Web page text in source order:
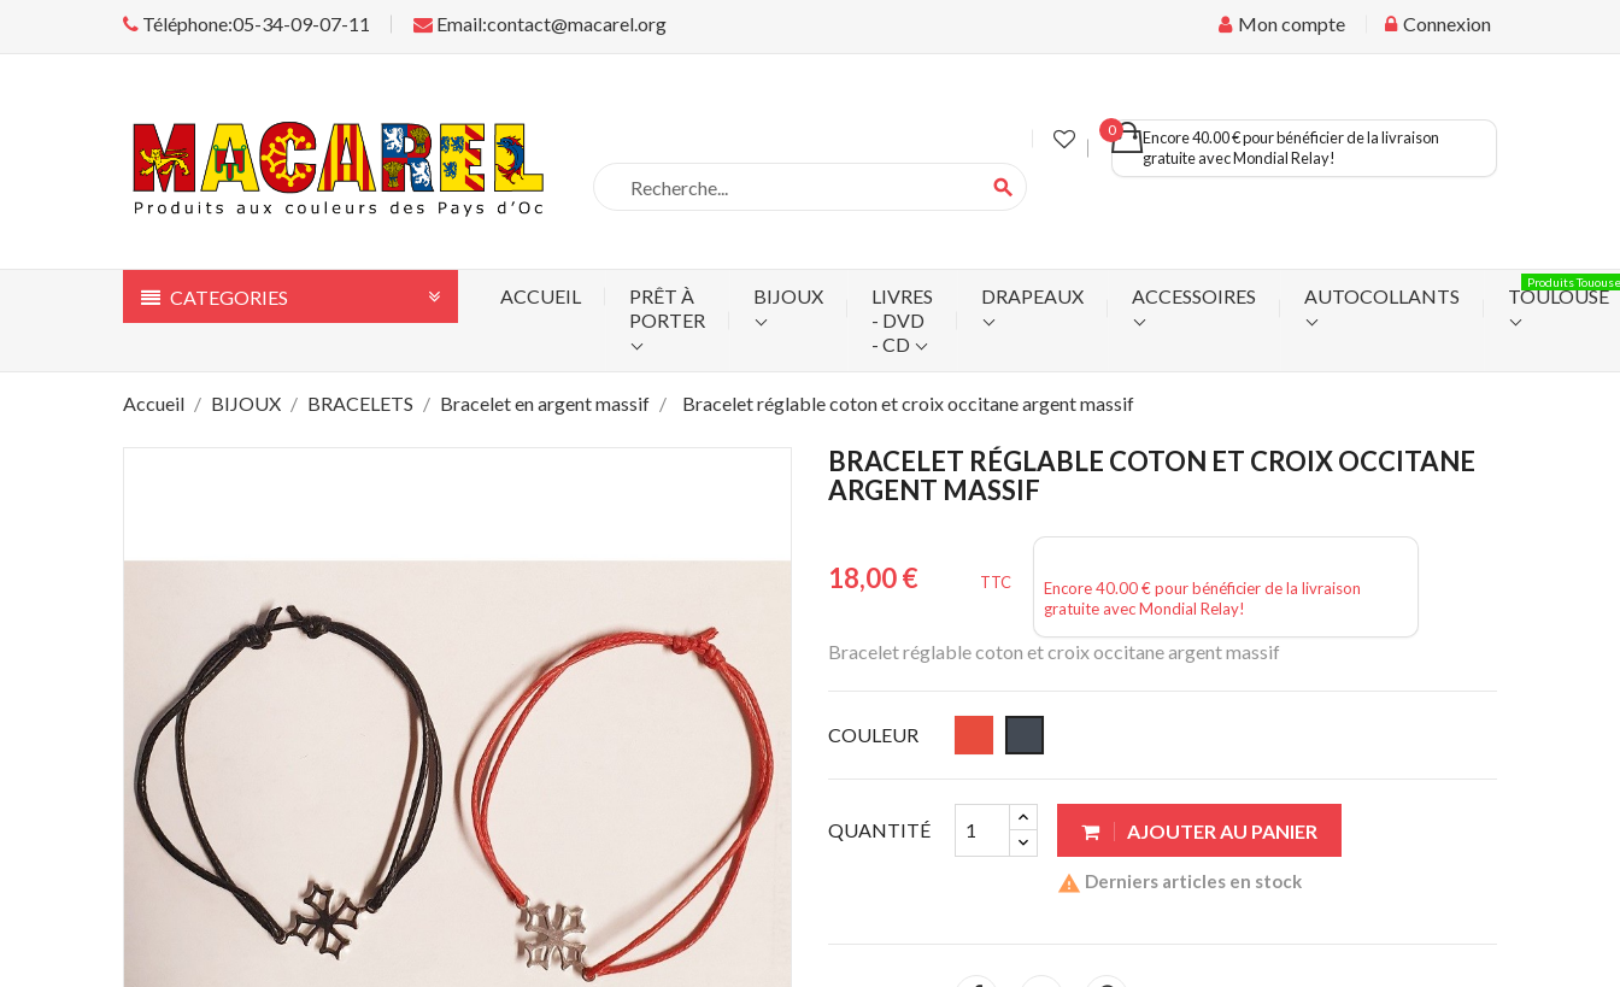
Téléphone:05-34-09-07-11 Email:contact@macarel.org Mon compte Connexion
0
Encore 40.00 € pour bénéficier de la livraison
gratuite avec Mondial Relay!
search
CATEGORIES ACCUEIL
PRÊT À
PORTER
BIJOUX
LIVRES
- DVD
- CD
DRAPEAUX ACCESSOIRES AUTOCOLLANTS TOULOUSE
Produits Tououse
Accueil BIJOUX BRACELETS Bracelet en argent massif Bracelet réglable coton et croix occitane argent massif
BRACELET RÉGLABLE COTON ET CROIX OCCITANE
ARGENT MASSIF
18,00 € TTC
Encore 40.00 € pour bénéficier de la livraison
gratuite avec Mondial Relay!
Bracelet réglable coton et croix occitane argent massif
COULEUR
QUANTITÉ AJOUTER AU PANIER
 Derniers articles en stock